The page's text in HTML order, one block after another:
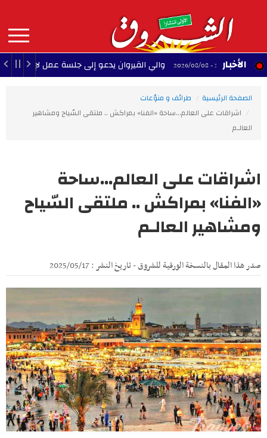
contenu
principal
MAIN
NAVIGATION الأخبار22:35 - 2026/08/08 والي القيروان يدعو إلى جلسة عمل لإنقاذ الشبيبة
الصفحة الرئيسية
طرائف و منوّعات
اشراقات على العالم...ساحة «الفنا» بمراكش .. ملتقى السّياح ومشاهير
العالـم
اشراقات على العالم...ساحة
«الفنا» بمراكش .. ملتقى السّياح
ومشاهير العالـم
صدر هذا المقال بالنسخة الورقية للشروق - تاريخ النشر : 2025/05/17